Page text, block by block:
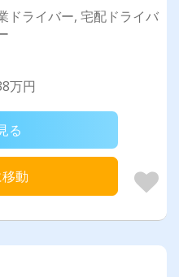
ドライバー, 宅配ドライバ
万円
る
動